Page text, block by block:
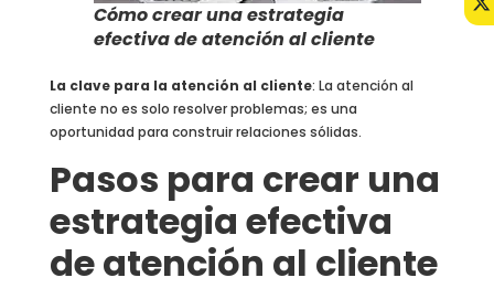
Cómo crear una estrategia
efectiva de atención al cliente
La clave para la atención al cliente: La atención al
cliente no es solo resolver problemas; es una
oportunidad para construir relaciones sólidas.
Pasos para crear una
estrategia efectiva
de atención al cliente